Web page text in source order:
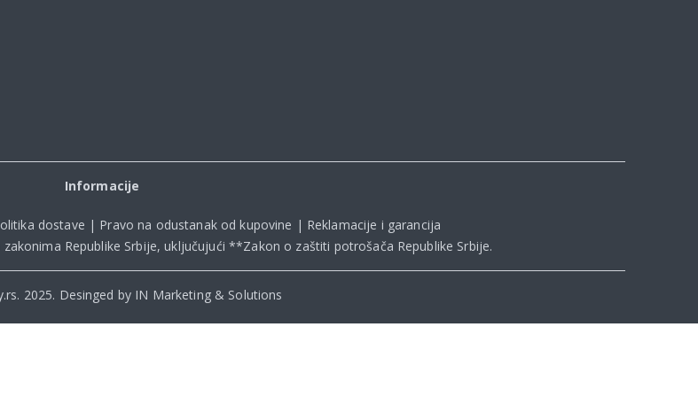
zakonima Republike Srbije, uključujući **Zakon o zaštiti potrošača Republike Srbije.
Informacije
dostave | Pravo na odustanak od kupovine | Reklamacije i garancija
2025. Desinged by IN Marketing & Solutions